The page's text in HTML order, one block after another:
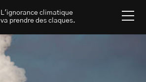
L'ignorance climatique
va prendre des claques.